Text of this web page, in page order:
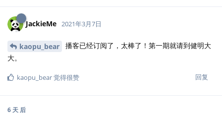
JackieMe 2021年3月7日
kaopu_bear
播客已经订阅了，太棒了！第一期就请到健明大
大。
回复
kaopu_bear觉得很赞
6 天 后